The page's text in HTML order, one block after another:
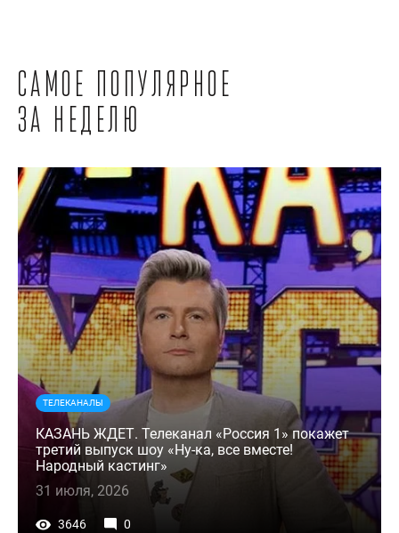
Самое популярное
за неделю
ТЕЛЕКАНАЛЫ
КАЗАНЬ ЖДЕТ. Телеканал «Россия 1» покажет
третий выпуск шоу «Ну-ка, все вместе!
Народный кастинг»
31 июля, 2026
3646 0